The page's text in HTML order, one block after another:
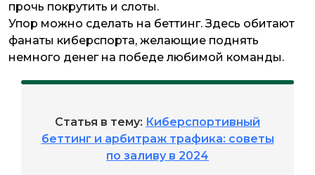
прочь покрутить и слоты.
Упор можно сделать на беттинг. Здесь обитают
фанаты киберспорта, желающие поднять
немного денег на победе любимой команды.
Статья в тему: Киберспортивный
беттинг и арбитраж трафика: советы
по заливу в 2024